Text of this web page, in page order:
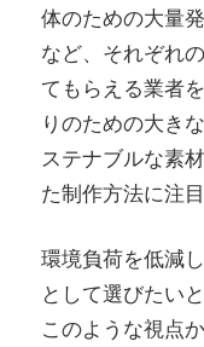
体のための大量
など、それぞれ
てもらえる業者
りのための大き
ステナブルな素
た制作方法に注
環境負荷を低減
として選びたい
このような視点